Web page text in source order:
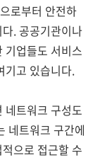
로부터 안전하
. 공공기관이나
기업들도 서비스
기고 있습니다.
네트워크 구성도
네트워크 구간에
으로 접근할 수